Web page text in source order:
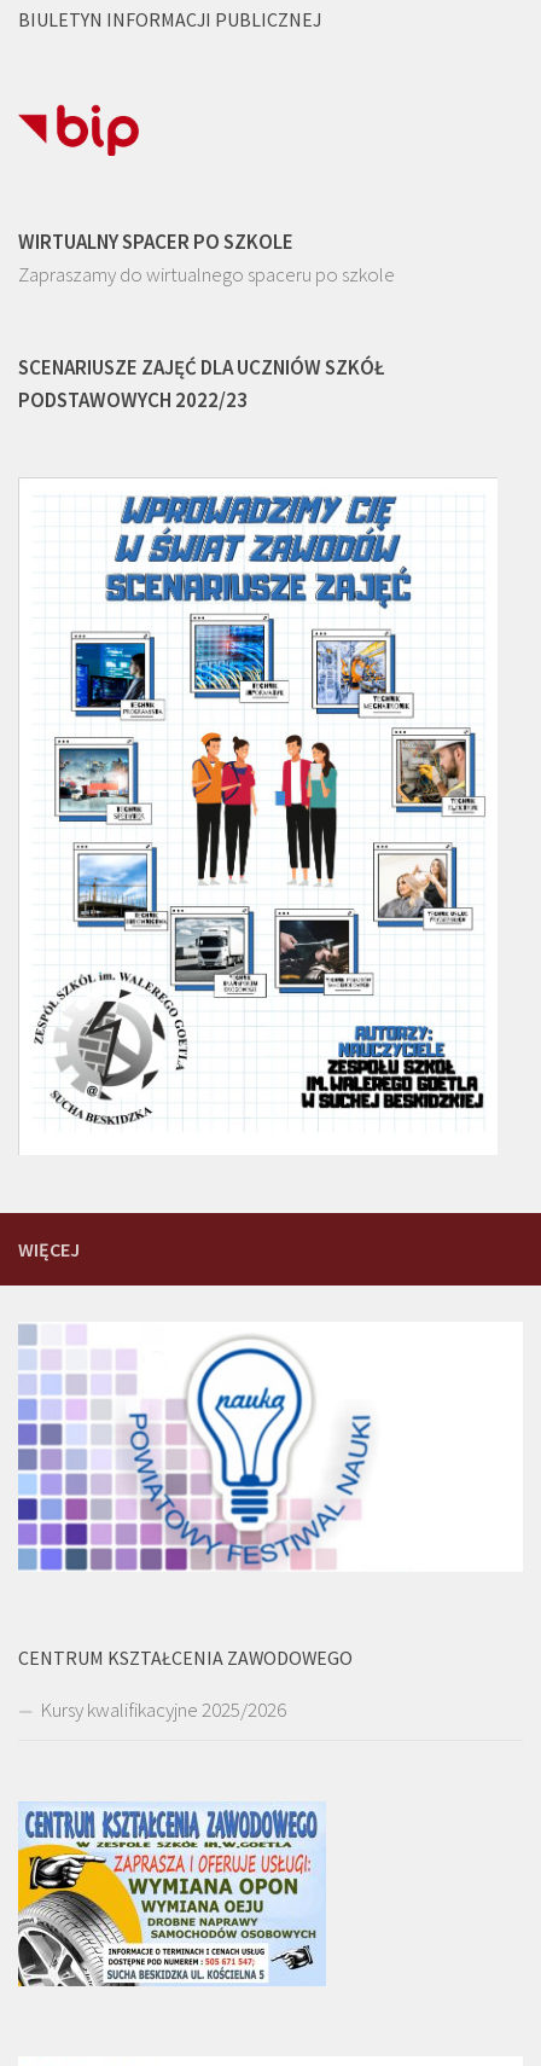
BIULETYN INFORMACJI PUBLICZNEJ
WIRTUALNY SPACER PO SZKOLE
Zapraszamy do wirtualnego spaceru po szkole
SCENARIUSZE ZAJĘĆ DLA UCZNIÓW SZKÓŁ
PODSTAWOWYCH 2022/23
WIĘCEJ
CENTRUM KSZTAŁCENIA ZAWODOWEGO
Kursy kwalifikacyjne 2025/2026